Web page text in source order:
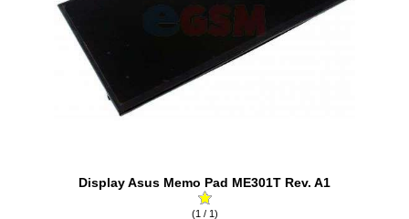
Display Asus Memo Pad ME301T Rev. A1
(1 / 1)